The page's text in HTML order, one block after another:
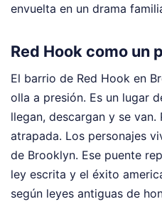
envuelta en un drama
Red Hook como un
El barrio de Red Hook en
olla a presión. Es un lugar
llegan, descargan y se
atrapada. Los personajes
de Brooklyn. Ese puente
ley escrita y el éxito
según leyes antiguas de